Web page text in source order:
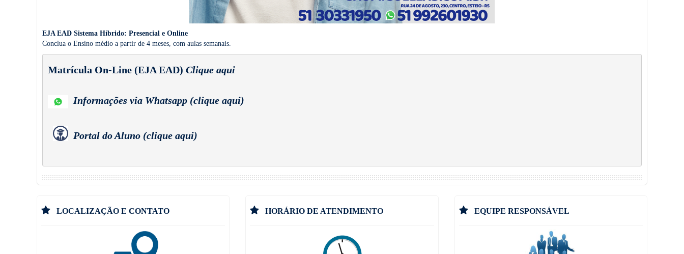
EJA EAD Sistema Híbrido: Presencial e Online
Conclua o Ensino médio a partir de 4 meses, com aulas semanais.
Matrícula On-Line (EJA EAD) Clique aqui
Informações via Whatsapp (clique aqui)
Portal do Aluno (clique aqui)
LOCALIZAÇÃO E CONTATO HORÁRIO DE ATENDIMENTO EQUIPE RESPONSÁVEL